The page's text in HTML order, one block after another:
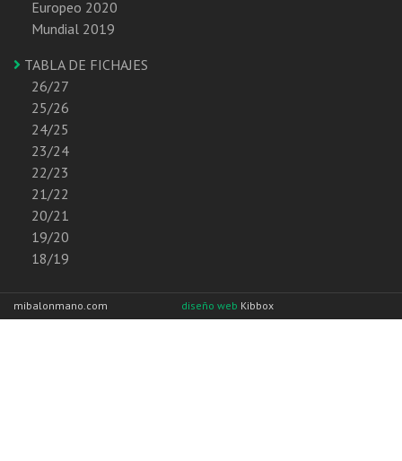
Europeo 2020
Mundial 2019
TABLA DE FICHAJES
26/27
25/26
24/25
23/24
22/23
21/22
20/21
19/20
18/19
mibalonmano.com diseño web Kibbox